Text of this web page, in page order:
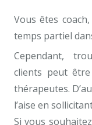
Vous êtes
temps partiel
Cependant,
clients peut
thérapeutes.
l’aise en
Si vous